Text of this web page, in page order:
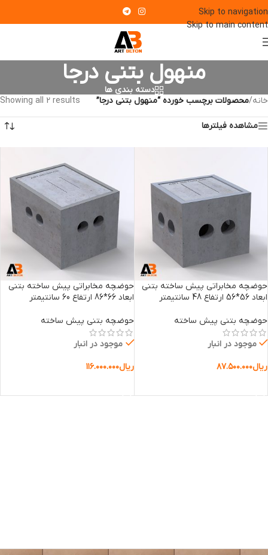
Skip to navigation
Skip to main content
منهول بتنی درجا
دسته بندی ها
خانه/محصولات برچسب خورده “منهول بتنی درجا” Showing all 2 results
مشاهده فیلترها
حوضچه‌ مخابراتی پیش ساخته بتنی
ابعاد 56*56 ارتفاع 48 سانتیمتر
حوضچه بتنی پیش ساخته
موجود در انبار
ریال۸۷.۵۰۰.۰۰۰
حوضچه‌ مخابراتی پیش ساخته بتنی
ابعاد 66*86 ارتفاع 60 سانتیمتر
حوضچه بتنی پیش ساخته
موجود در انبار
ریال۱۱۶.۰۰۰.۰۰۰